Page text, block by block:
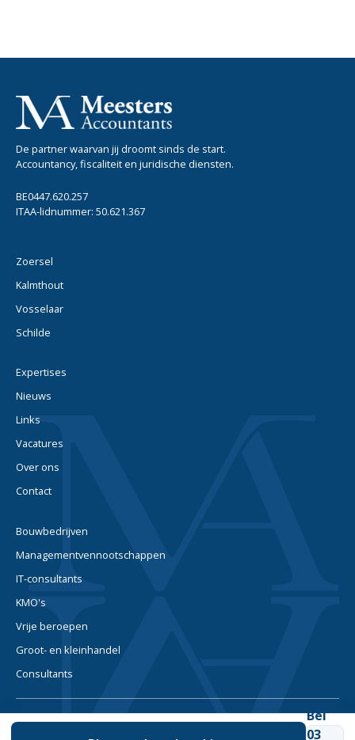
Bel
03
De partner waarvan jij droomt sinds de start.
Accountancy, fiscaliteit en juridische diensten.
BE0447.620.257
ITAA-lidnummer: 50.621.367
Zoersel
Kalmthout
Vosselaar
Schilde
Expertises
Nieuws
Links
Vacatures
Over ons
Contact
Bouwbedrijven
Managementvennootschappen
IT-consultants
KMO's
Vrije beroepen
Groot- en kleinhandel
Consultants
© 2026. Alle rechten
PrivacybeleidCookie-
instellingen